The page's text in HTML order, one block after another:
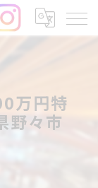
万円特
野々市